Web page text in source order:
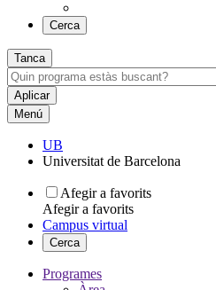
Cerca
Tanca
Menú
UB
Universitat de Barcelona
Afegir a favorits
Afegir a favorits
Campus virtual
Cerca
Programes